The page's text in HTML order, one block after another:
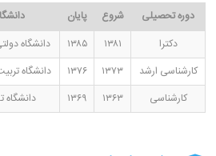
دوره تحصیلی شروع پایان
دکترا
۱۳۸۱ ۱۳۸۵ دانشگاه
کارشناسی ارشد
۱۳۷۳ ۱۳۷۶ دانشگاه
کارشناسی
۱۳۶۳ ۱۳۶۹ دانشگاه